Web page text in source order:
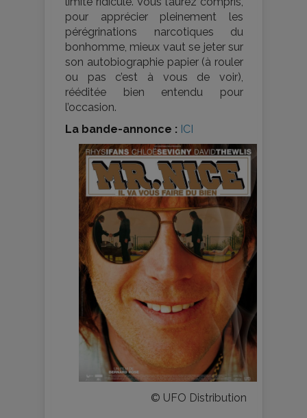
pour apprécier pleinement les
pérégrinations narcotiques du
bonhomme, mieux vaut se jeter sur
son autobiographie papier (à rouler
ou pas c’est à vous de voir),
rééditée bien entendu pour
l’occasion.
La bande-annonce : ICI
© UFO Distribution